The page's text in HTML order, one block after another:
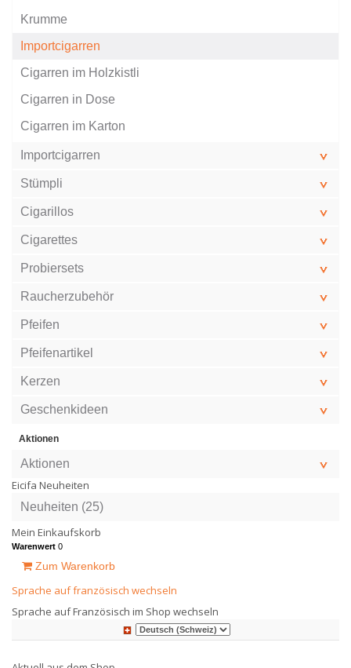
Krumme
Importcigarren
Cigarren im Holzkistli
Cigarren in Dose
Cigarren im Karton
Importcigarren
Stümpli
Cigarillos
Cigarettes
Probiersets
Raucherzubehör
Pfeifen
Pfeifenartikel
Kerzen
Geschenkideen
Aktionen
Aktionen
Eicifa Neuheiten
Neuheiten (25)
Mein Einkaufskorb
Warenwert 0
Zum Warenkorb
Sprache auf französisch wechseln
Sprache auf Französisch im Shop wechseln